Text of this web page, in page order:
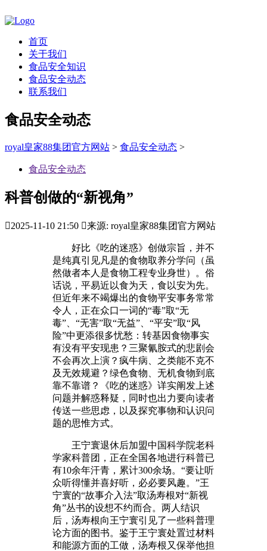
首页
关于我们
食品安全知识
食品安全动态
联系我们
食品安全动态
royal皇家88集团官方网站 > 食品安全动态 >
食品安全动态
科普创做的“新视角”
2025-11-10 21:50 来源: royal皇家88集团官方网站
好比《吃的迷惑》创做宗旨，并不
是纯真引见凡是的食物取养分学问（虽
然做者本人是食物工程专业身世）。俗
话说，平易近以食为天，食以安为先。
但近年来不竭爆出的食物平安事务常常
令人，正在众口一词的“毒”取“无
毒”、“无害”取“无益”、“平安”取“风
险”中更添很多忧愁：转基因食物事实
有没有平安现患？三聚氰胺式的悲剧会
不会再次上演？疯牛病、之类能不克不
及无效规避？绿色食物、无机食物到底
靠不靠谱？《吃的迷惑》详实阐发上述
问题并解惑释疑，同时也出力要向读者
传送一些思虑，以及探究事物和认识问
题的思惟方式。
王宁寰退休后加盟中国科学院老科
学家科普团，正在全国各地进行科普已
有10余年汗青，累计300余场。“要让听
众听得懂并喜好听，必必要风趣。”王
宁寰的“故事介入法”取汤寿根对“新视
角”丛书的设想不约而合。两人结识
后，汤寿根向王宁寰引见了一些科普理
论方面的图书。鉴于王宁寰处置过材料
和能源方面的工做，汤寿根又保举他担